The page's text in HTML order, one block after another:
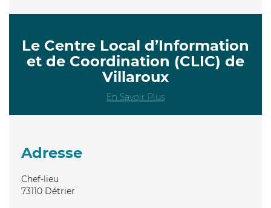
Le Centre Local d’Information
et de Coordination (CLIC) de
Villaroux
En Savoir Plus
Adresse
Chef-lieu
73110 Détrier